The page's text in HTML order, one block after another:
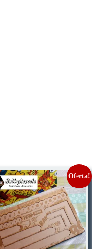
Oferta!